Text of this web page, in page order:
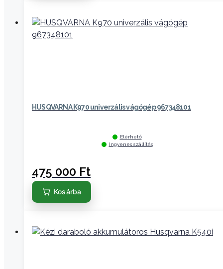
HUSQVARNA K970 univerzális vágógép 967348101
Elérhető
Ingyenes szállítás
475 000 Ft
Kosárba